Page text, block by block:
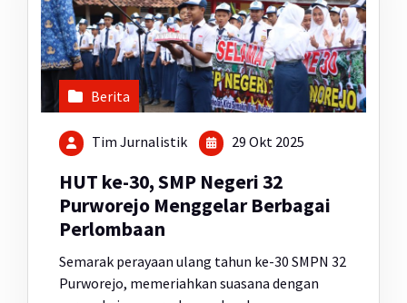
Berita
Tim Jurnalistik 29 Okt 2025
HUT ke-30, SMP Negeri 32
Purworejo Menggelar Berbagai
Perlombaan
Semarak perayaan ulang tahun ke-30 SMPN 32
Purworejo, memeriahkan suasana dengan